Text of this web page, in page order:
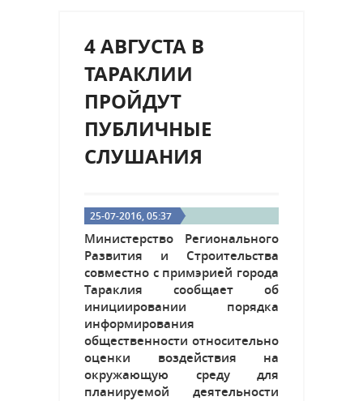
4 АВГУСТА В
ТАРАКЛИИ
ПРОЙДУТ
ПУБЛИЧНЫЕ
СЛУШАНИЯ
25-07-2016, 05:37
Министерство Регионального
Развития и Строительства
совместно с примэрией города
Тараклия сообщает об
инициировании порядка
информирования
общественности относительно
оценки воздействия на
окружающую среду для
планируемой деятельности